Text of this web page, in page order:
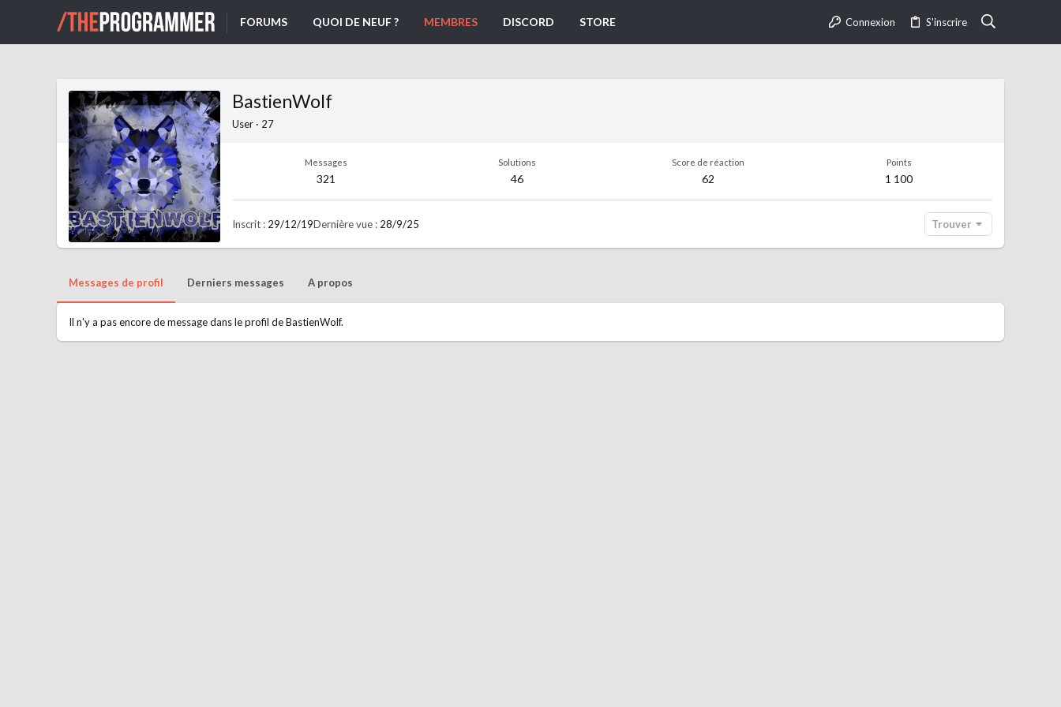
FORUMS QUOI DE NEUF ? MEMBRES DISCORD STORE Connexion S'inscrire
BastienWolf
User · 27
Messages
321
Solutions
46
Score de réaction
62
Points
1 100
Inscrit 29/12/19Dernière vue 28/9/25 Trouver
Messages de profil Derniers messages A propos
Il n'y a pas encore de message dans le profil de BastienWolf.